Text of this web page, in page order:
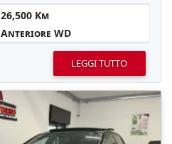
26,500 Km
Anteriore WD
LEGGI TUTTO